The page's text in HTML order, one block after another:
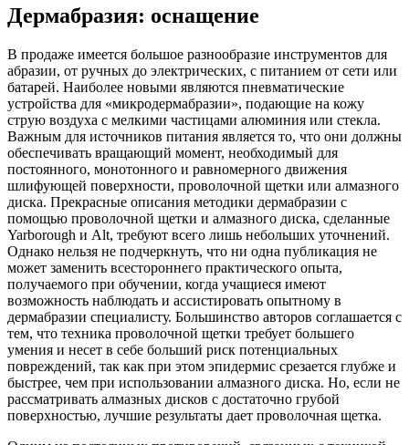
Дермабразия: оснащение
В продаже имеется большое разнообразие инструментов для
абразии, от ручных до электрических, с питанием от сети или
батарей. Наиболее новыми являются пневматические
устройства для «микродермабразии», подающие на кожу
струю воздуха с мелкими частицами алюминия или стекла.
Важным для источников питания является то, что они должны
обеспечивать вращающий момент, необходимый для
постоянного, монотонного и равномерного движения
шлифующей поверхности, проволочной щетки или алмазного
диска. Прекрасные описания методики дермабразии с
помощью проволочной щетки и алмазного диска, сделанные
Yarborough и Alt, требуют всего лишь небольших уточнений.
Однако нельзя не подчеркнуть, что ни одна публикация не
может заменить всестороннего практического опыта,
получаемого при обучении, когда учащиеся имеют
возможность наблюдать и ассистировать опытному в
дермабразии специалисту. Большинство авторов соглашается с
тем, что техника проволочной щетки требует большего
умения и несет в себе больший риск потенциальных
повреждений, так как при этом эпидермис срезается глубже и
быстрее, чем при использовании алмазного диска. Но, если не
рассматривать алмазных дисков с достаточно грубой
поверхностью, лучшие результаты дает проволочная щетка.